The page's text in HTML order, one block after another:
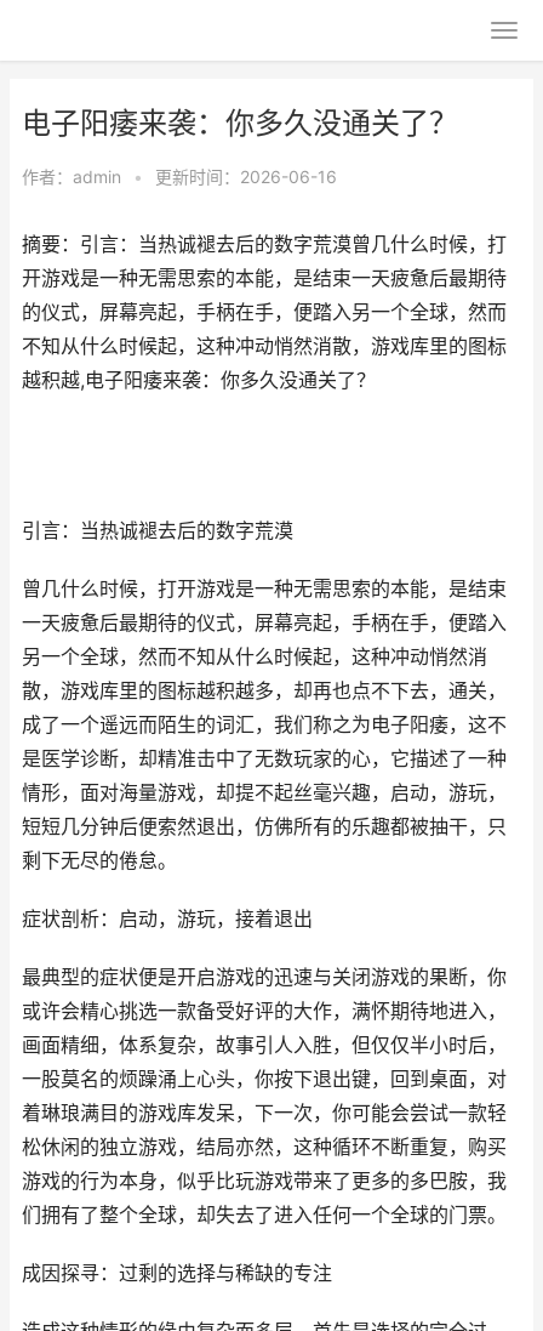
电子阳痿来袭：你多久没通关了？
作者： admin • 更新时间：2026-06-16
摘要：引言：当热诚褪去后的数字荒漠曾几什么时候，打
开游戏是一种无需思索的本能，是结束一天疲惫后最期待
的仪式，屏幕亮起，手柄在手，便踏入另一个全球，然而
不知从什么时候起，这种冲动悄然消散，游戏库里的图标
越积越,电子阳痿来袭：你多久没通关了？
引言：当热诚褪去后的数字荒漠
曾几什么时候，打开游戏是一种无需思索的本能，是结束
一天疲惫后最期待的仪式，屏幕亮起，手柄在手，便踏入
另一个全球，然而不知从什么时候起，这种冲动悄然消
散，游戏库里的图标越积越多，却再也点不下去，通关，
成了一个遥远而陌生的词汇，我们称之为电子阳痿，这不
是医学诊断，却精准击中了无数玩家的心，它描述了一种
情形，面对海量游戏，却提不起丝毫兴趣，启动，游玩，
短短几分钟后便索然退出，仿佛所有的乐趣都被抽干，只
剩下无尽的倦怠。
症状剖析：启动，游玩，接着退出
最典型的症状便是开启游戏的迅速与关闭游戏的果断，你
或许会精心挑选一款备受好评的大作，满怀期待地进入，
画面精细，体系复杂，故事引人入胜，但仅仅半小时后，
一股莫名的烦躁涌上心头，你按下退出键，回到桌面，对
着琳琅满目的游戏库发呆，下一次，你可能会尝试一款轻
松休闲的独立游戏，结局亦然，这种循环不断重复，购买
游戏的行为本身，似乎比玩游戏带来了更多的多巴胺，我
们拥有了整个全球，却失去了进入任何一个全球的门票。
成因探寻：过剩的选择与稀缺的专注